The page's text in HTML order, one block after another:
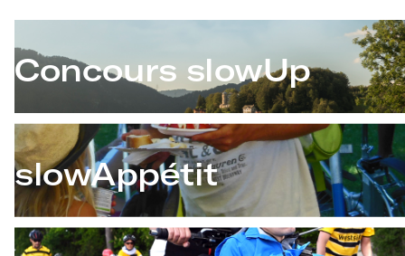
Concours slowUp
slowAppétit